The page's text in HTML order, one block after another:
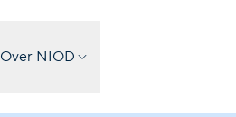
Over NIOD